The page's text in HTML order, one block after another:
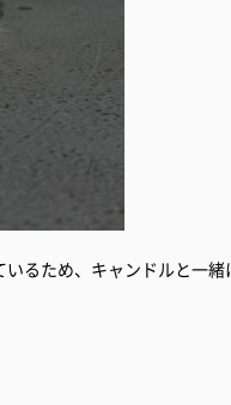
るため、キャンドルと一